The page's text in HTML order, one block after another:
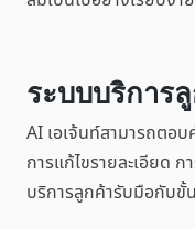
ระบบบริการ
AI เอเจ้นท์สามารถตอ
การแก้ไขรายละเอียด
บริการลูกค้ารับมือกับ